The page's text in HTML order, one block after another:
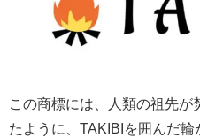
この商標には、人類の祖先が
たように、TAKIBIを囲んだ輪